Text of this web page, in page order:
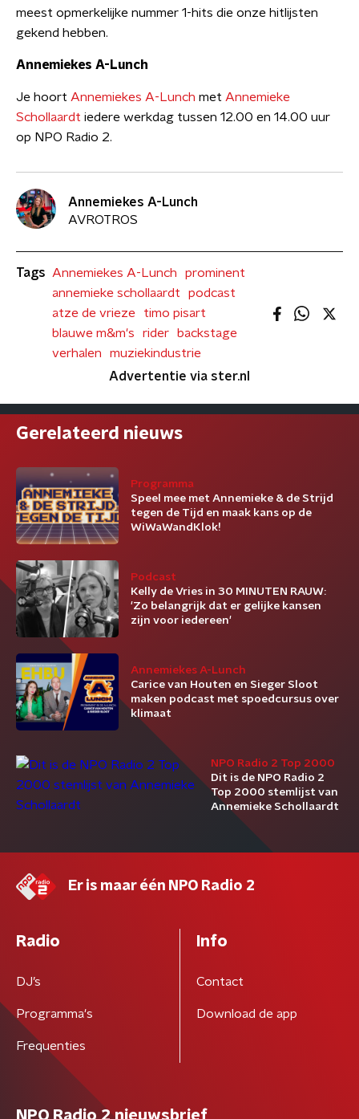
meest opmerkelijke nummer 1-hits die onze hitlijsten
gekend hebben.
Annemiekes A-Lunch
Je hoort Annemiekes A-Lunch met Annemieke
Schollaardt iedere werkdag tussen 12.00 en 14.00 uur
op NPO Radio 2.
Annemiekes A-Lunch
AVROTROS
Tags Annemiekes A-Lunch
prominent
annemieke schollaardt
podcast
atze de vrieze
timo pisart
blauwe m&m's
rider
backstage
verhalen
muziekindustrie
Advertentie via ster.nl
Gerelateerd nieuws
Programma
Speel mee met Annemieke & de Strijd
tegen de Tijd en maak kans op de
WiWaWandKlok!
Podcast
Kelly de Vries in 30 MINUTEN RAUW:
'Zo belangrijk dat er gelijke kansen
zijn voor iedereen'
Annemiekes A-Lunch
Carice van Houten en Sieger Sloot
maken podcast met spoedcursus over
klimaat
NPO Radio 2 Top 2000
Dit is de NPO Radio 2
Top 2000 stemlijst van
Annemieke Schollaardt
Er is maar één NPO Radio 2
Radio
DJ’s
Programma's
Frequenties
Info
Contact
Download de app
NPO Radio 2 nieuwsbrief